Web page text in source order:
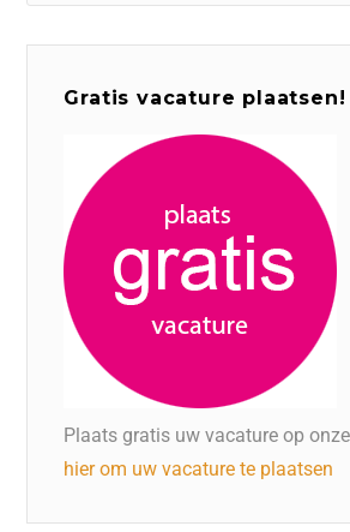
Gratis vacature plaatsen!
Plaats gratis uw vacature op
hier om uw vacature te plaatsen